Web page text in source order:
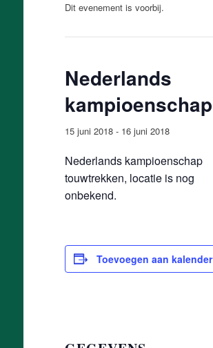
Dit evenement is voorbij.
Nederlands
kampioenschap
15 juni 2018- 16 juni 2018
Nederlands kampioenschap
touwtrekken, locatie is nog
onbekend.
Toevoegen aan kalender